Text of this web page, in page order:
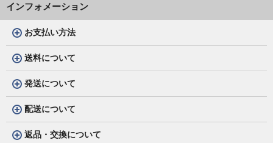
インフォメーション
お支払い方法
送料について
発送について
配送について
返品・交換について